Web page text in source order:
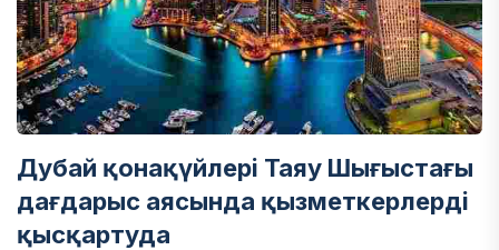
Дубай қонақүйлері Таяу Шығыстағы
дағдарыс аясында қызметкерлерді
қысқартуда